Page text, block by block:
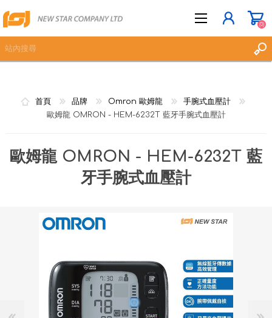
立即登記
(0)
首頁 品牌 Omron 歐姆龍
手腕式血壓計
歐姆龍 OMRON - HEM-6232T 藍牙手腕式血壓計
歐姆龍 OMRON - HEM-6232T 藍
牙手腕式血壓計